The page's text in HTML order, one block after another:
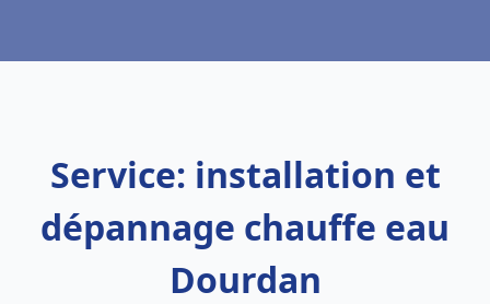
Service: installation et
dépannage chauffe eau
Dourdan